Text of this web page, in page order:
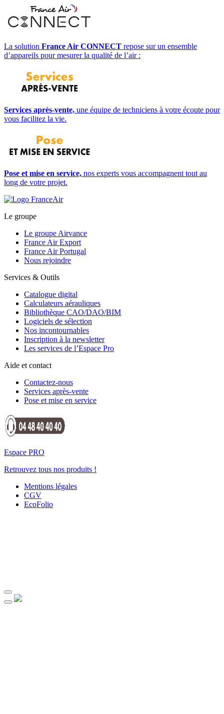
La solution France Air CONNECT repose sur un ensemble
d’appareils pour mesurer la qualité de l’air :
Services après-vente, une équipe de techniciens à votre écoute pour
vous facilitez la vie.
Pose et mise en service, nos experts vous accompagnent tout au
long de votre projet.
Le groupe
Le groupe Airvance
France Air Export
France Air Portugal
Nous rejoindre
Services & Outils
Catalogue digital
Calculateurs aérauliques
Bibliothèque CAO/DAO/BIM
Logiciels de sélection
Nos incontournables
Inscription à la newsletter
Les services de l’Espace Pro
Aide et contact
Contactez-nous
Services après-vente
Pose et mise en service
Espace PRO
Retrouvez tous nos produits !
Mentions légales
CGV
EcoFolio